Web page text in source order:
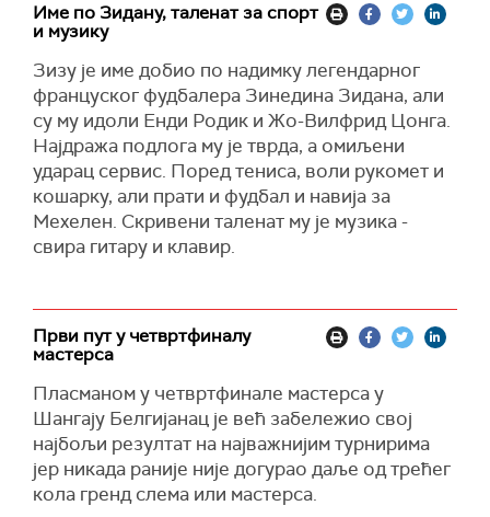
Име по Зидану, таленат за спорт
и музику
Зизу је име добио по надимку легендарног
француског фудбалера Зинедина Зидана, али
су му идоли Енди Родик и Жо-Вилфрид Цонга.
Најдража подлога му је тврда, а омиљени
ударац сервис. Поред тениса, воли рукомет и
кошарку, али прати и фудбал и навија за
Мехелен. Скривени таленат му је музика -
свира гитару и клавир.
Први пут у четвртфиналу
мастерса
Пласманом у четвртфинале мастерса у
Шангају Белгијанац je већ забележио свој
најбољи резултат на најважнијим турнирима
јер никада раније није догурао даље од трећег
кола гренд слема или мастерса.